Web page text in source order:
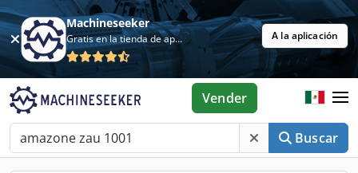
Machineseeker
Gratis en la tienda de aplicaciones A la aplicación
Buscar
Vender